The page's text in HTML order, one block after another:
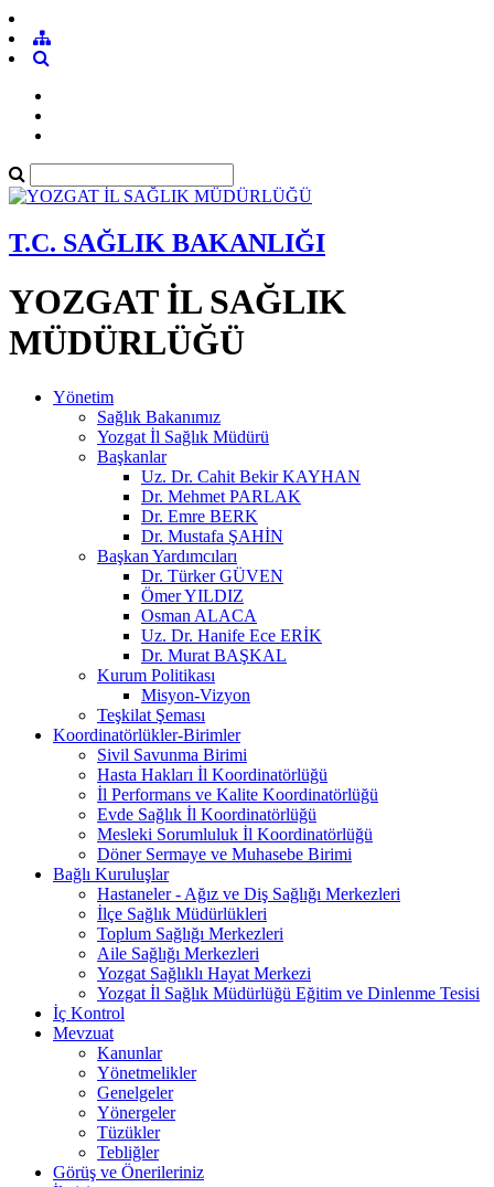
T.C. SAĞLIK BAKANLIĞI
YOZGAT İL SAĞLIK
MÜDÜRLÜĞÜ
Yönetim
Sağlık Bakanımız
Yozgat İl Sağlık Müdürü
Başkanlar
Uz. Dr. Cahit Bekir KAYHAN
Dr. Mehmet PARLAK
Dr. Emre BERK
Dr. Mustafa ŞAHİN
Başkan Yardımcıları
Dr. Türker GÜVEN
Ömer YILDIZ
Osman ALACA
Uz. Dr. Hanife Ece ERİK
Dr. Murat BAŞKAL
Kurum Politikası
Misyon-Vizyon
Teşkilat Şeması
Koordinatörlükler-Birimler
Sivil Savunma Birimi
Hasta Hakları İl Koordinatörlüğü
İl Performans ve Kalite Koordinatörlüğü
Evde Sağlık İl Koordinatörlüğü
Mesleki Sorumluluk İl Koordinatörlüğü
Döner Sermaye ve Muhasebe Birimi
Bağlı Kuruluşlar
Hastaneler - Ağız ve Diş Sağlığı Merkezleri
İlçe Sağlık Müdürlükleri
Toplum Sağlığı Merkezleri
Aile Sağlığı Merkezleri
Yozgat Sağlıklı Hayat Merkezi
Yozgat İl Sağlık Müdürlüğü Eğitim ve Dinlenme Tesisi
İç Kontrol
Mevzuat
Kanunlar
Yönetmelikler
Genelgeler
Yönergeler
Tüzükler
Tebliğler
Görüş ve Önerileriniz